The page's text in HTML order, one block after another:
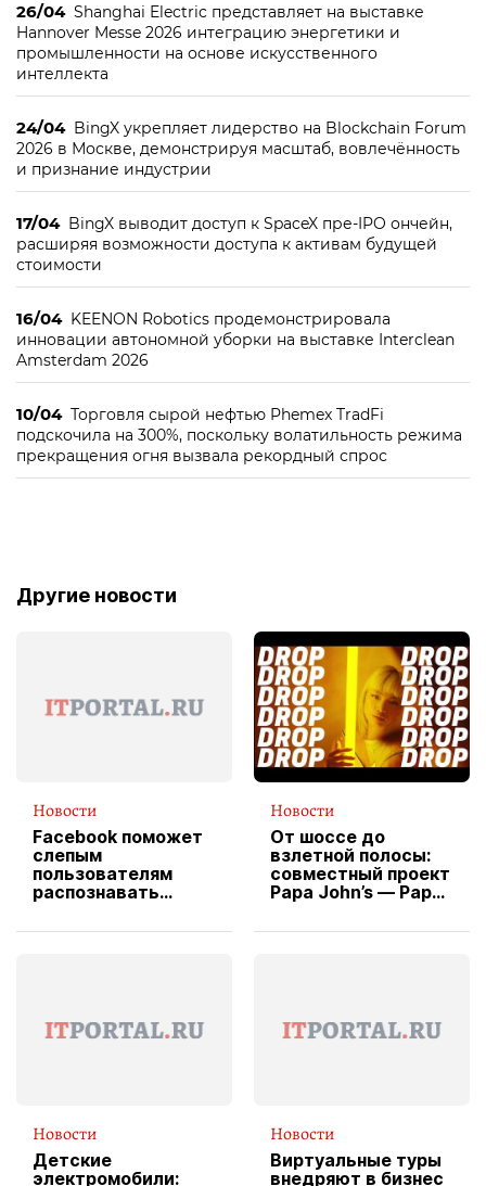
26/04 Shanghai Electric представляет на выставке
Hannover Messe 2026 интеграцию энергетики и
промышленности на основе искусственного
интеллекта
24/04 BingX укрепляет лидерство на Blockchain Forum
2026 в Москве, демонстрируя масштаб, вовлечённость
и признание индустрии
17/04 BingX выводит доступ к SpaceX пре-IPO ончейн,
расширяя возможности доступа к активам будущей
стоимости
16/04 KEENON Robotics продемонстрировала
инновации автономной уборки на выставке Interclean
Amsterdam 2026
10/04 Торговля сырой нефтью Phemex TradFi
подскочила на 300%, поскольку волатильность режима
прекращения огня вызвала рекордный спрос
Другие новости
Новости
Facebook поможет
слепым
пользователям
распознавать
Новости
От шоссе до
взлетной полосы:
совместный проект
Papa John’s — Papa
вводит
Новости
Детские
электромобили:
Новости
Виртуальные туры
внедряют в бизнес